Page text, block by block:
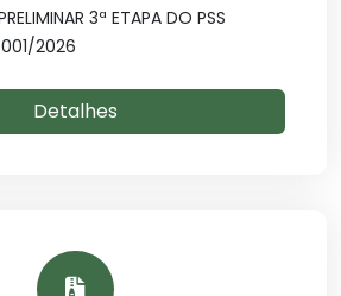
3ª ETAPA DO PSS
2026
Detalhes